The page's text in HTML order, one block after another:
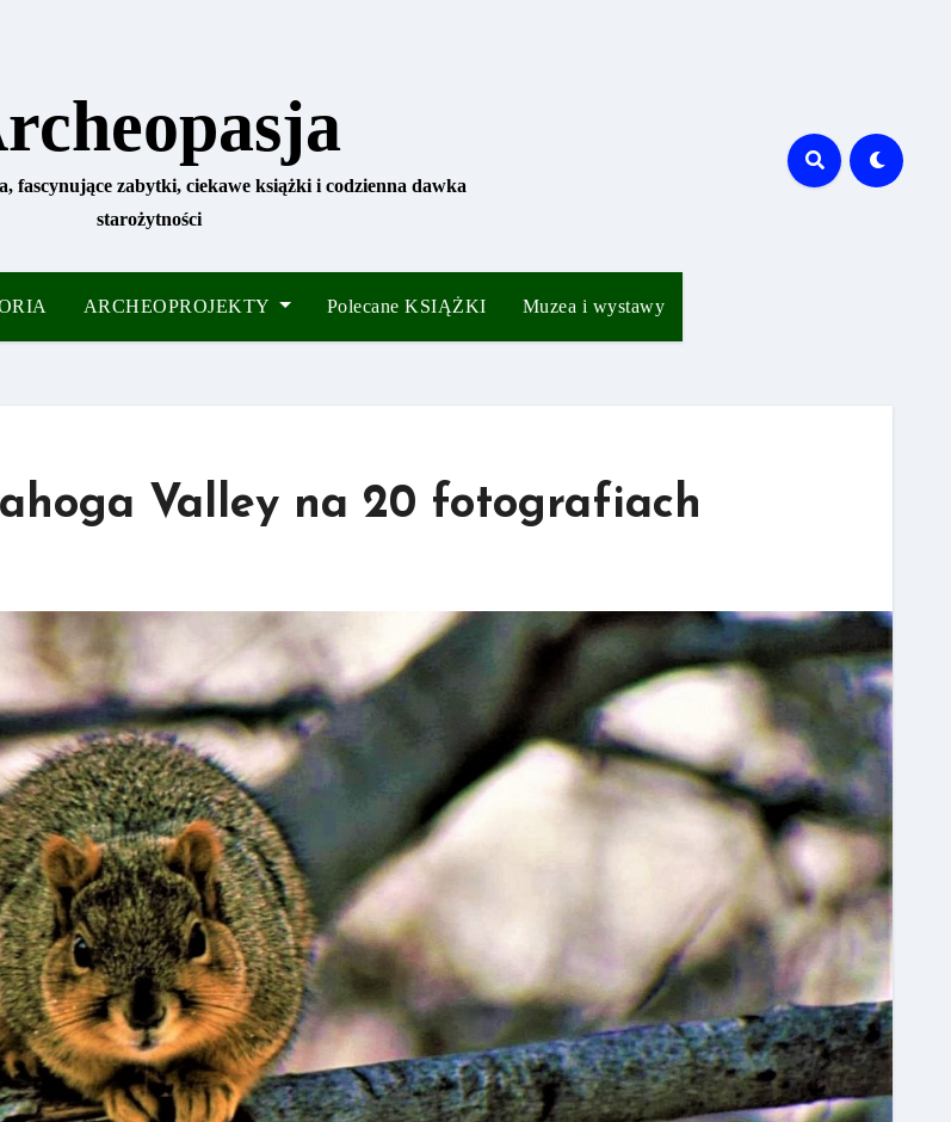
fascynujące zabytki, ciekawe książki i codzienna dawka
starożytności
ARCHEOPROJEKTY Polecane KSIĄŻKI Muzea i wystawy
Valley na 20 fotografiach